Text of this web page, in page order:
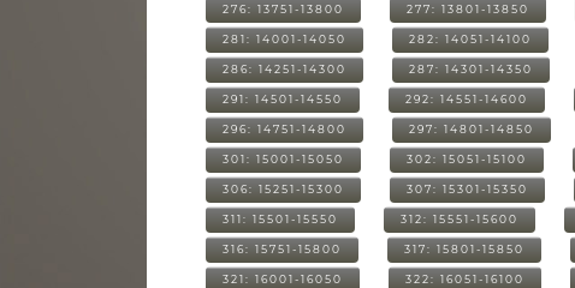
276: 13751-13800 277: 13801-13850
281: 14001-14050 282: 14051-14100
286: 14251-14300 287: 14301-14350
291: 14501-14550 292: 14551-14600
296: 14751-14800 297: 14801-14850
301: 15001-15050 302: 15051-15100
306: 15251-15300 307: 15301-15350
311: 15501-15550 312: 15551-15600
316: 15751-15800 317: 15801-15850
321: 16001-16050 322: 16051-16100